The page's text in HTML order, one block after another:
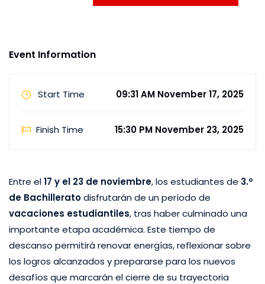
vacaciones estudiantiles, tras haber culminado una
los logros alcanzados …
Event Information
Start Time 09:31 AM November 17, 2025
Finish Time 15:30 PM November 23, 2025
Entre el17 y el 23 de noviembre, los estudiantes de 3.º
de Bachilleratodisfrutarán de un período de
vacaciones estudiantiles, tras haber culminado una
importante etapa académica. Este tiempo de
descanso permitirá renovar energías, reflexionar sobre
los logros alcanzados y prepararse para los nuevos
desafíos que marcarán el cierre de su trayectoria